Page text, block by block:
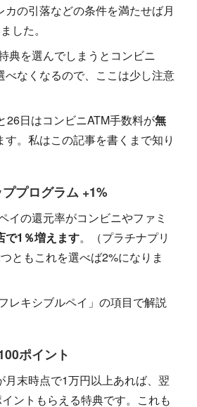
カの引落などの条件を満たせば月
した。
典を選んでしまうとコンビニ
べなくなるので、ここは少し注意
26日はコンビニATM手数料が無
す。私はこの記事を書くまで知り
プログラム +1%
イの還元率がコンビニやファミ
で1％増えます。（プラチナプリ
ともこれを選べば2%になりま
レキシブルペイ」の項目で解説
ポイント
月末時点で1万円以上あれば、翌
ントもらえる特典です。これも